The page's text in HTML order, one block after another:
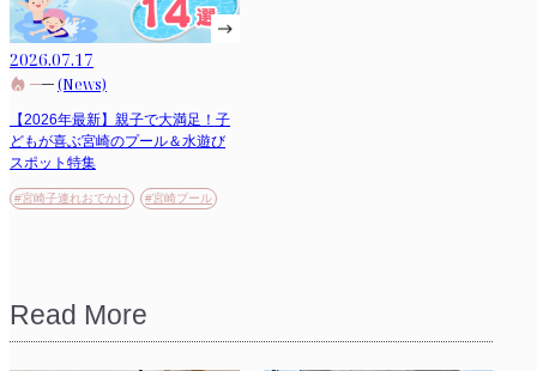
2026.07.17
(News)
【2026年最新】親子で大満足！子
どもが喜ぶ宮崎のプール＆水遊び
スポット特集
#宮崎子連れおでかけ #宮崎プール
Read More